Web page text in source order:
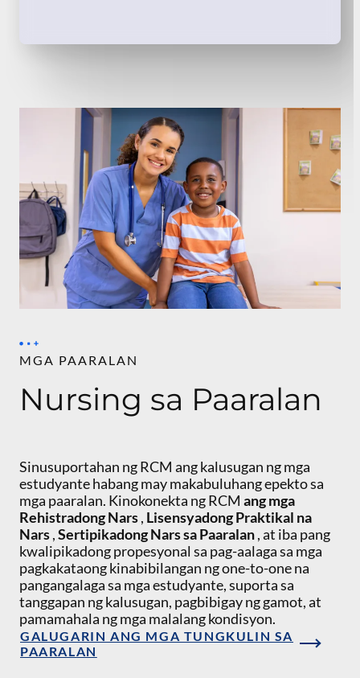
MGA PAARALAN
Nursing sa Paaralan
Sinusuportahan ng RCM ang kalusugan ng mga
estudyante habang may makabuluhang epekto sa
mga paaralan. Kinokonekta ng RCM ang mga
Rehistradong Nars, Lisensyadong Praktikal na
Nars,Sertipikadong Nars sa Paaralan, at iba pang
kwalipikadong propesyonal sa pag-aalaga sa mga
pagkakataong kinabibilangan ng one-to-one na
pangangalaga sa mga estudyante, suporta sa
tanggapan ng kalusugan, pagbibigay ng gamot, at
pamamahala ng mga malalang kondisyon.
GALUGARIN ANG MGA TUNGKULIN SA
PAARALAN